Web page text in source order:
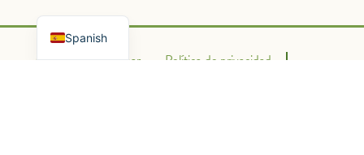
Contacto Donar Política de privacidad
Spanish